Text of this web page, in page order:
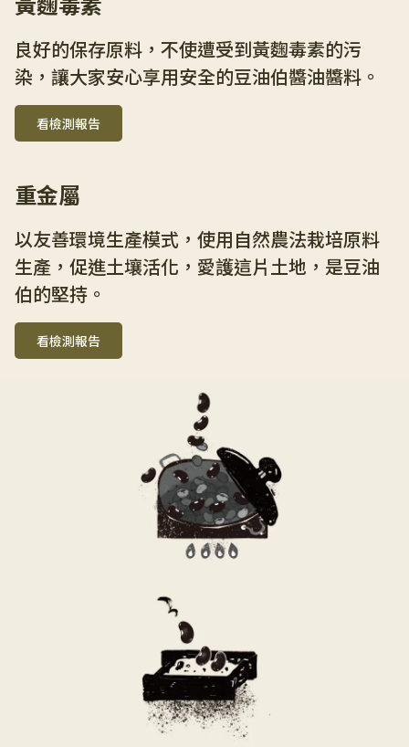
良好的保存原料，不使遭受到黃麴毒素的污
染，讓大家安心享用安全的豆油伯醬油醬料。
看檢測報告
重金屬
以友善環境生產模式，使用自然農法栽培原料
生產，促進土壤活化，愛護這片土地，是豆油
伯的堅持。
看檢測報告